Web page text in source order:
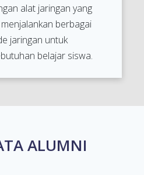
alat jaringan yang
berbagai
jaringan untuk
belajar siswa.
ALUMNI